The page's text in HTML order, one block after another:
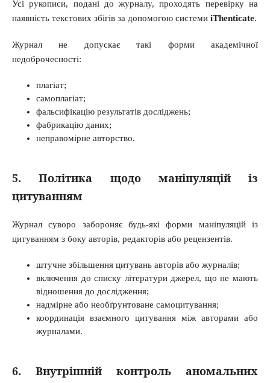
Усі рукописи, подані до журналу, проходять перевірку на
наявність текстових збігів за допомогою системи iThenticate.
Журнал не допускає такі форми академічної
недоброчесності:
плагіат;
самоплагіат;
фальсифікацію результатів досліджень;
фабрикацію даних;
неправомірне авторство.
5. Політика щодо маніпуляцій із
цитуванням
Журнал суворо забороняє будь-які форми маніпуляцій із
цитуванням з боку авторів, редакторів або рецензентів.
штучне збільшення цитувань авторів або журналів;
включення до списку літератури джерел, що не мають
відношення до дослідження;
надмірне або необґрунтоване самоцитування;
координація взаємного цитування між авторами або
журналами.
6. Внутрішній контроль аномальних